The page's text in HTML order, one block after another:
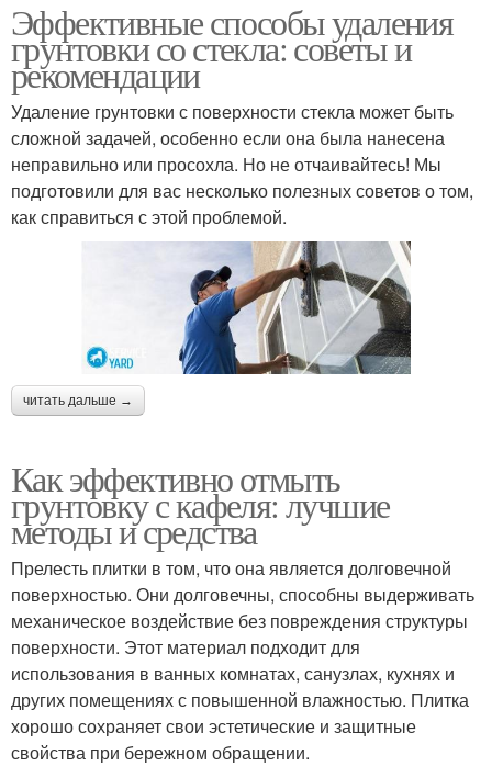
Эффективные способы удаления
грунтовки со стекла: советы и
рекомендации
Удаление грунтовки с поверхности стекла может быть
сложной задачей, особенно если она была нанесена
неправильно или просохла. Но не отчаивайтесь! Мы
подготовили для вас несколько полезных советов о том,
как справиться с этой проблемой.
читать дальше →
Как эффективно отмыть
грунтовку с кафеля: лучшие
методы и средства
Прелесть плитки в том, что она является долговечной
поверхностью. Они долговечны, способны выдерживать
механическое воздействие без повреждения структуры
поверхности. Этот материал подходит для
использования в ванных комнатах, санузлах, кухнях и
других помещениях с повышенной влажностью. Плитка
хорошо сохраняет свои эстетические и защитные
свойства при бережном обращении.